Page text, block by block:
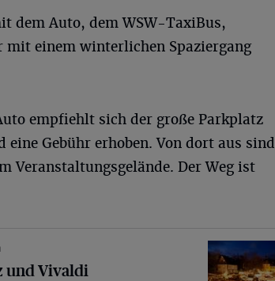
dem Auto, dem WSW-TaxiBus,
einem winterlichen Spaziergang
empfiehlt sich der große Parkplatz
Gebühr erhoben. Von dort aus sind
Veranstaltungsgelände. Der Weg ist
und Vivaldi